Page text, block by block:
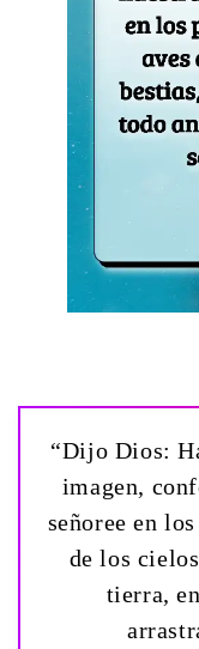
“Dijo Dios:
imagen,
señoree en
de los
tierra,